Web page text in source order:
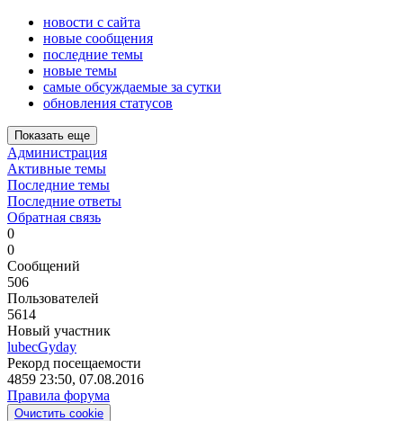
новости с сайта
новые сообщения
последние темы
новые темы
самые обсуждаемые за сутки
обновления статусов
Показать еще
Администрация
Активные темы
Последние темы
Последние ответы
Обратная связь
0
0
Сообщений
506
Пользователей
5614
Новый участник
lubecGyday
Рекорд посещаемости
4859 23:50, 07.08.2016
Правила форума
Очиcтить cookie